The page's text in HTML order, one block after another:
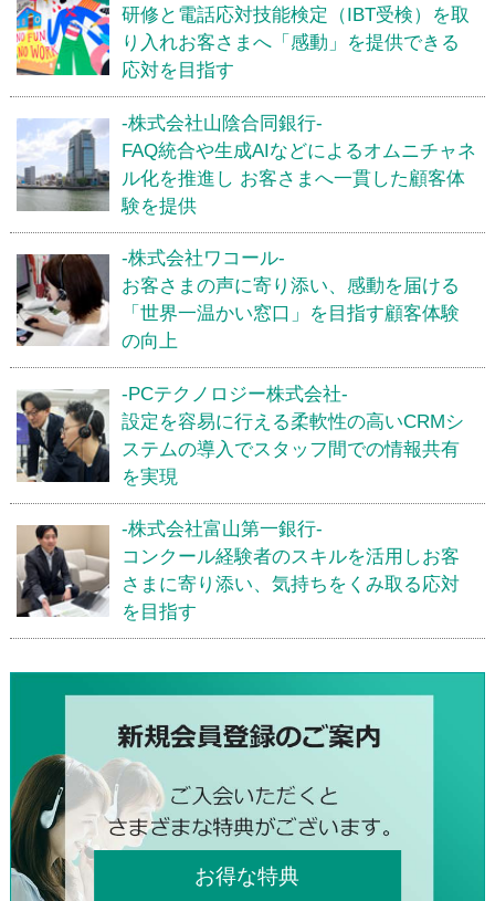
研修と電話応対技能検定（IBT受検）を取
り入れお客さまへ「感動」を提供できる
応対を目指す
-株式会社山陰合同銀行-
FAQ統合や生成AIなどによるオムニチャネ
ル化を推進し お客さまへ一貫した顧客体
験を提供
-株式会社ワコール-
お客さまの声に寄り添い、感動を届ける
「世界一温かい窓口」を目指す顧客体験
の向上
-PCテクノロジー株式会社-
設定を容易に行える柔軟性の高いCRMシ
ステムの導入でスタッフ間での情報共有
を実現
-株式会社富山第一銀行-
コンクール経験者のスキルを活用しお客
さまに寄り添い、気持ちをくみ取る応対
を目指す
お得な特典